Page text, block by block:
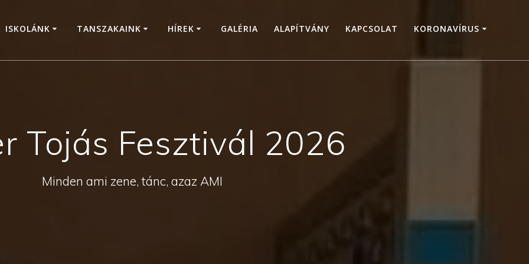
ISKOLÁNK TANSZAKAINK HÍREK GALÉRIA ALAPÍTVÁNY KAPCSOLAT KORONAVÍRUS
Tojás Fesztivál 2026
Minden ami zene, tánc, azaz AMI